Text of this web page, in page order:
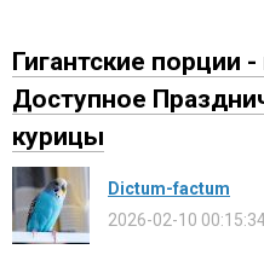
Гигантские порции
Доступное
курицы
Dictum-factum
2026-02-10